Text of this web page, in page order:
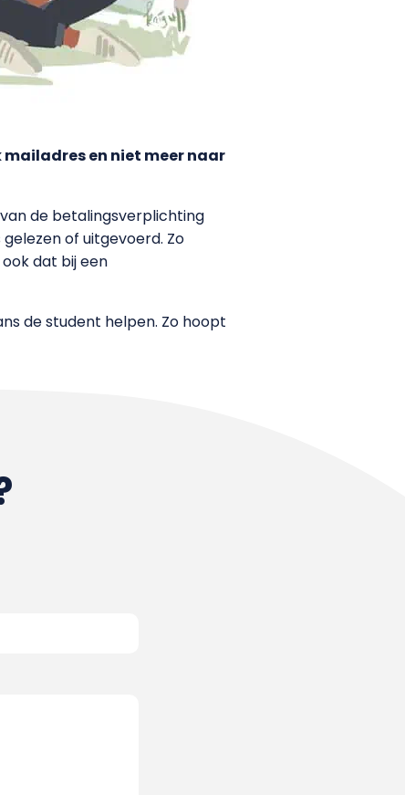
en niet meer naar
de betalingsverplichting
of uitgevoerd. Zo
dat bij een
de student helpen. Zo hoopt